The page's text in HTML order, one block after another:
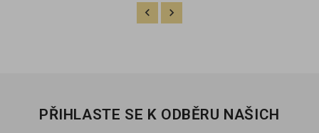
PŘIHLASTE SE K ODBĚRU NAŠICH